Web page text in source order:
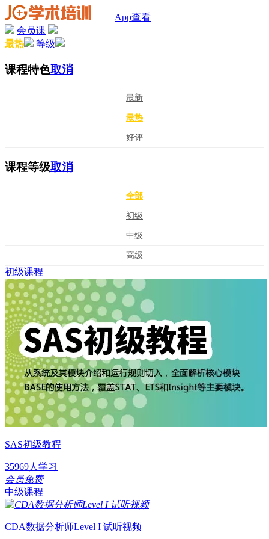
App查看
会员课
最热
等级
课程特色取消
最新
最热
好评
课程等级取消
全部
初级
中级
高级
初级课程
SAS初级教程
35969人学习
会员免费
中级课程
CDA数据分析师Level I 试听视频